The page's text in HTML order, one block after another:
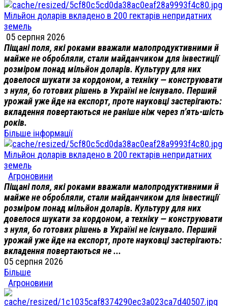
Мільйон доларів вкладено в 200 гектарів непридатних
земель
05 серпня 2026
Піщані поля, які роками вважали малопродуктивними й
майже не обробляли, стали майданчиком для інвестиції
розміром понад мільйон доларів. Культуру для них
довелося шукати за кордоном, а техніку — конструювати
з нуля, бо готових рішень в Україні не існувало. Перший
урожай уже йде на експорт, проте науковці застерігають:
вкладення повертаються не раніше ніж через п'ять-шість
років.
Більше інформації
Мільйон доларів вкладено в 200 гектарів непридатних
земель
Агроновини
Піщані поля, які роками вважали малопродуктивними й
майже не обробляли, стали майданчиком для інвестиції
розміром понад мільйон доларів. Культуру для них
довелося шукати за кордоном, а техніку — конструювати
з нуля, бо готових рішень в Україні не існувало. Перший
урожай уже йде на експорт, проте науковці застерігають:
вкладення повертаються не ...
05 серпня 2026
Більше
Агроновини